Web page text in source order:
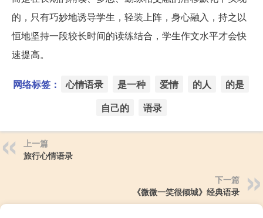
的，只有巧妙地诱导学生，轻装上阵，身心融入，持之以
恒地坚持一段较长时间的读练结合，学生作文水平才会快
速提高。
网络标签： 心情语录 是一种 爱情 的人
的是
自己的
语录
上一篇
旅行心情语录
下一篇
《微微一笑很倾城》经典语录